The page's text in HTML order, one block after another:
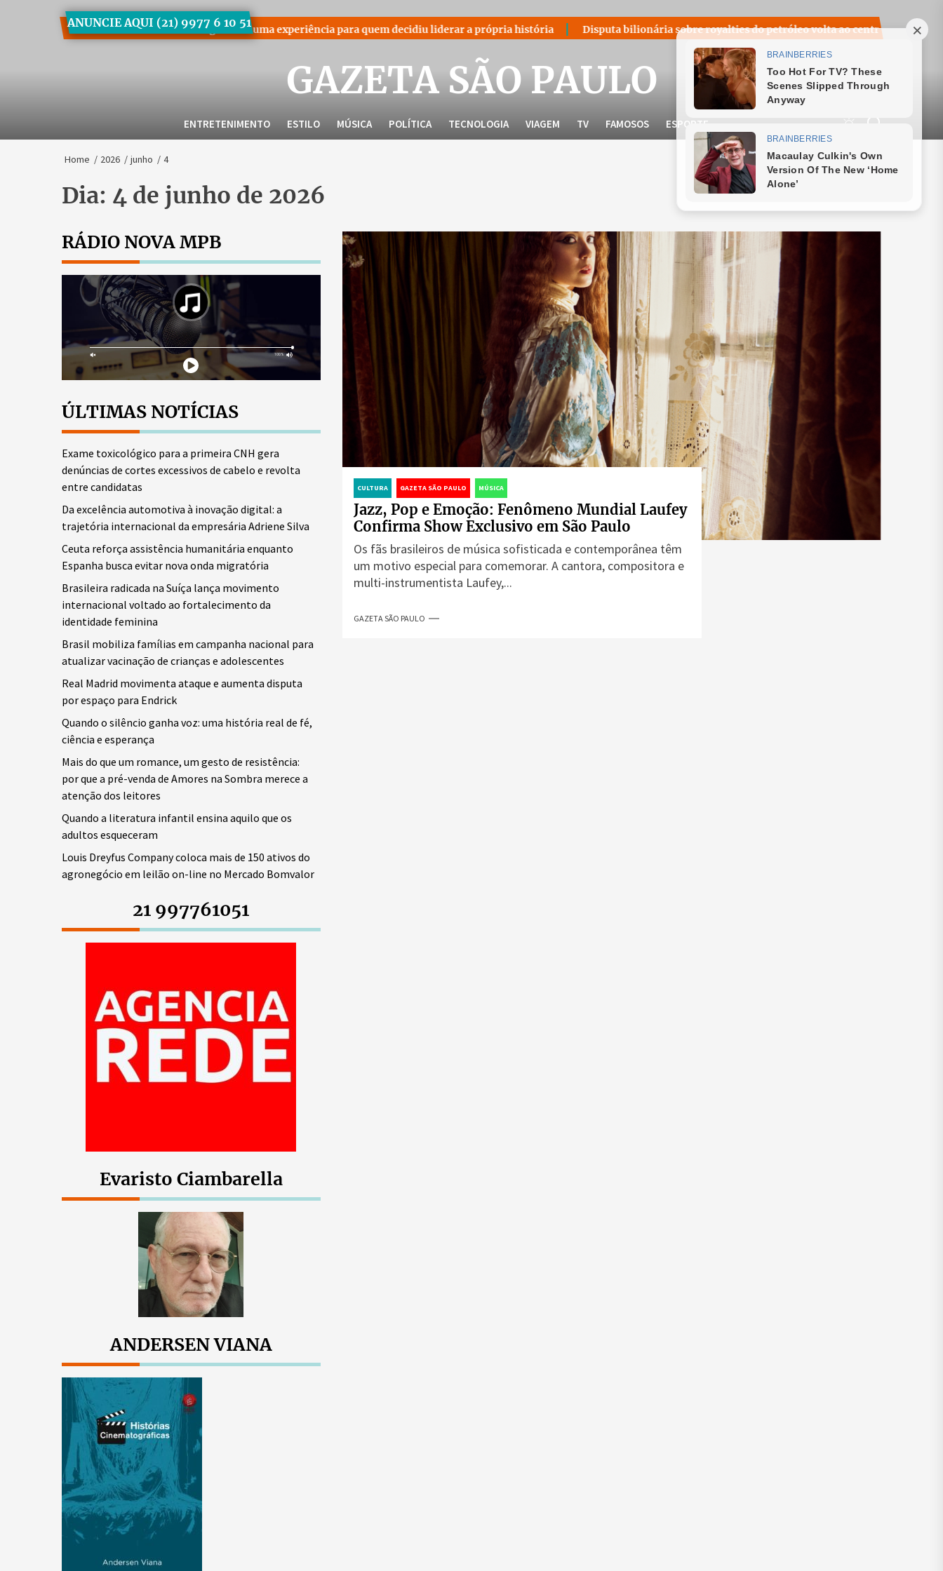
ANUNCIE AQUI (21) 9977 6 10 51
Workshop Gestão Protagonista: uma experiência para quem decidiu liderar a própria história Disputa bilionária sobre royalties do petróleo volta ao centro do debate nacional
GAZETA SÃO PAULO
ENTRETENIMENTO ESTILO MÚSICA POLÍTICA TECNOLOGIA VIAGEM TV FAMOSOS ESPORTE
Home 2026 junho 4
Dia: 4 de junho de 2026
CULTURA GAZETA SÃO PAULO MÚSICA
Jazz, Pop e Emoção: Fenômeno Mundial Laufey
Confirma Show Exclusivo em São Paulo
Os fãs brasileiros de música sofisticada e contemporânea têm
um motivo especial para comemorar. A cantora, compositora e
multi-instrumentista Laufey,...
GAZETA SÃO PAULO
RÁDIO NOVA MPB
ÚLTIMAS NOTÍCIAS
Exame toxicológico para a primeira CNH gera
denúncias de cortes excessivos de cabelo e revolta
entre candidatas
Da excelência automotiva à inovação digital: a
trajetória internacional da empresária Adriene Silva
Ceuta reforça assistência humanitária enquanto
Espanha busca evitar nova onda migratória
Brasileira radicada na Suíça lança movimento
internacional voltado ao fortalecimento da
identidade feminina
Brasil mobiliza famílias em campanha nacional para
atualizar vacinação de crianças e adolescentes
Real Madrid movimenta ataque e aumenta disputa
por espaço para Endrick
Quando o silêncio ganha voz: uma história real de fé,
ciência e esperança
Mais do que um romance, um gesto de resistência:
por que a pré-venda de Amores na Sombra merece a
atenção dos leitores
Quando a literatura infantil ensina aquilo que os
adultos esqueceram
Louis Dreyfus Company coloca mais de 150 ativos do
agronegócio em leilão on-line no Mercado Bomvalor
21 997761051
Evaristo Ciambarella
ANDERSEN VIANA